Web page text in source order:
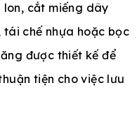
lon, cắt miếng dây
chế nhựa hoặc bọc
được thiết kế để
tiện cho việc lưu